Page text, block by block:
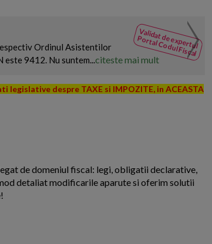
Validat de expertul
Portal Codul Fiscal
Ordinul Asistentilor
9412. Nu suntem...citeste mai mult
despre TAXE si IMPOZITE, in ACEASTA
de domeniul fiscal: legi, obligatii declarative,
detaliat modificarile aparute si oferim solutii